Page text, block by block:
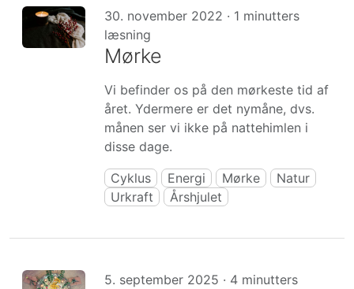
30. november 2022 · 1 minutters
læsning
Mørke
Vi befinder os på den mørkeste tid af
året. Ydermere er det nymåne, dvs.
månen ser vi ikke på nattehimlen i
disse dage.
Cyklus
Energi Mørke
Natur
Urkraft
Årshjulet
5. september 2025 · 4 minutters